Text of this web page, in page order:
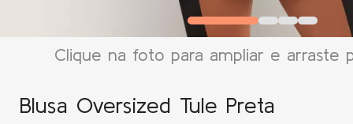
Clique na foto para ampliar e arraste
Blusa Oversized Tule Preta